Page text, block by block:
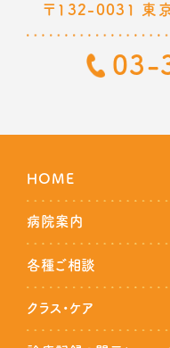
〒132-0031 東
03-
HOME
病院案内
各種ご相談
クラス・ケア